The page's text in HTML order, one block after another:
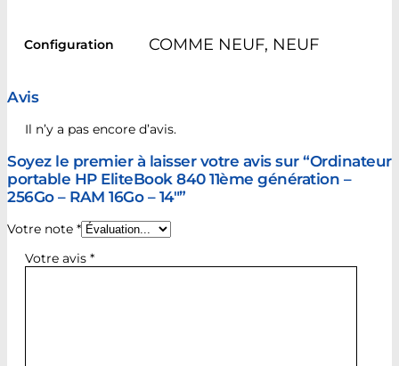
Configuration COMME NEUF, NEUF
Avis
Il n’y a pas encore d’avis.
Soyez le premier à laisser votre avis sur “Ordinateur
portable HP EliteBook 840 11ème génération –
256Go – RAM 16Go – 14″”
Votre note *
Votre avis *